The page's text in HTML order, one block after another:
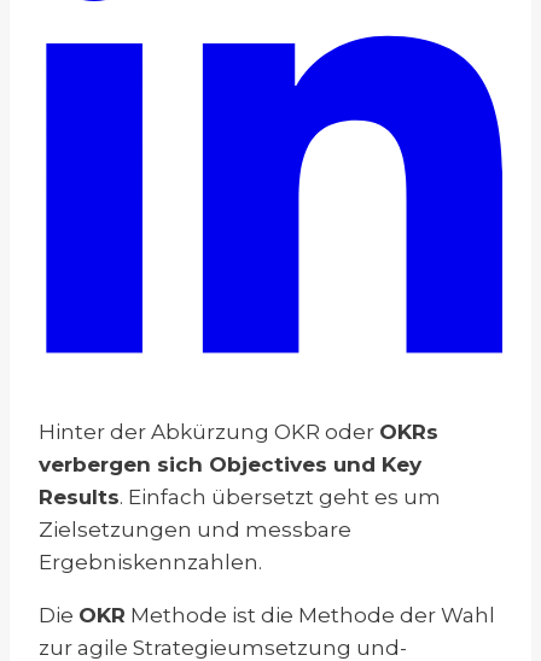
Hinter der Abkürzung OKR oder OKRs
verbergen sich Objectives und Key
Results. Einfach übersetzt geht es um
Zielsetzungen und messbare
Ergebniskennzahlen.
Die OKR Methode ist die Methode der Wahl
zur agile Strategieumsetzung und-